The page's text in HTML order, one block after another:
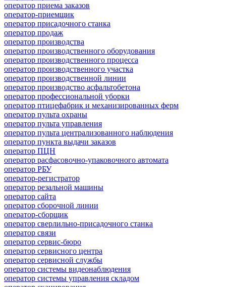
оператор приема заказов
оператор-приемщик
оператор присадочного станка
оператор продаж
оператор производства
оператор производственного оборудования
оператор производственного процесса
оператор производственного участка
оператор производственной линии
оператор производство асфальтобетона
оператор профессиональной уборки
оператор птицефабрик и механизированных ферм
оператор пульта охраны
оператор пульта управления
оператор пульта централизованного наблюдения
оператор пункта выдачи заказов
оператор ПЦН
оператор расфасовочно-упаковочного автомата
оператор РБУ
оператор-регистратор
оператор резальной машины
оператор сайта
оператор сборочной линии
оператор-сборщик
оператор сверлильно-присадочного станка
оператор связи
оператор сервис-бюро
оператор сервисного центра
оператор сервисной службы
оператор системы видеонаблюдения
оператор системы управления складом